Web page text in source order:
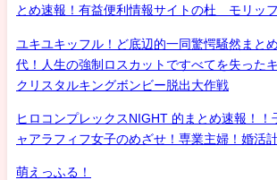
とめ速報！有益便利情報サイトの杜 モリッ
ユキユキッフル！ど底辺的一同驚愕騒然まと
代！人生の強制ロスカットですべてを失った
クリスタルキングボンビー脱出大作戦
ヒロコンプレックスNIGHT 的まとめ速報！！
ャアラフィフ女子のめざせ！専業主婦！婚活
萌えっふる！